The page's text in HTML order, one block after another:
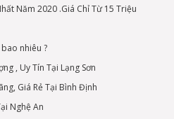
Năm 2020 .Giá Chỉ Từ 15 Triệu
nhiêu ?
, Uy Tín Tại Lạng Sơn
Giá Rẻ Tại Bình Định
Nghệ An